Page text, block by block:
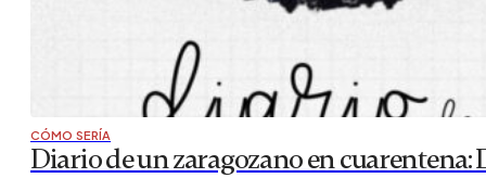
CÓMO SERÍA
Diario de un zaragozano en cuarentena: